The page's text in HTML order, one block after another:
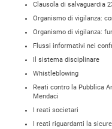
Clausola di salvaguardia
Organismo di vigilanza:
Organismo di vigilanza:
Flussi informativi nei
Il sistema disciplinare
Whistleblowing
Reati contro la Pubblica
Mendaci
I reati societari
I reati riguardanti la